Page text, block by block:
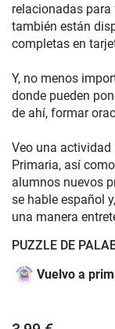
relacionadas
también están
completas en
Y, no menos
donde pueden
de ahí, formar
Veo una actividad
Primaria, así
alumnos nuevos
se hable español
una manera
PUZZLE DE
Vuelvo a